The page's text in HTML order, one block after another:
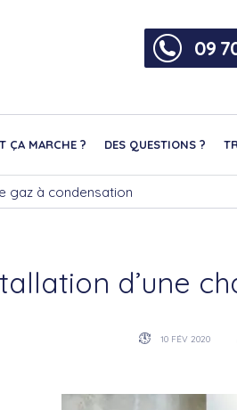
09
ÇA MARCHE ? DES QUESTIONS ?
gaz à condensation
d’une
10 FÉV 2020